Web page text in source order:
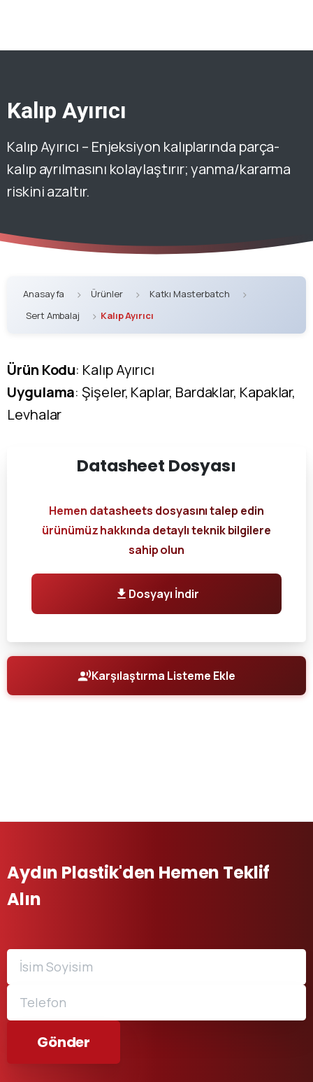
Kalıp Ayırıcı
Kalıp Ayırıcı – Enjeksiyon kalıplarında parça-
kalıp ayrılmasını kolaylaştırır; yanma/kararma
riskini azaltır.
Anasayfa Ürünler
Katkı Masterbatch
Sert Ambalaj
Kalıp Ayırıcı
Ürün Kodu: Kalıp Ayırıcı
Uygulama: Şişeler, Kaplar, Bardaklar, Kapaklar,
Levhalar
Datasheet Dosyası
Hemen datasheets dosyasını talep edin
ürünümüz hakkında detaylı teknik bilgilere
sahip olun
Dosyayı İndir
Karşılaştırma Listeme Ekle
Aydın Plastik'den Hemen Teklif
Alın